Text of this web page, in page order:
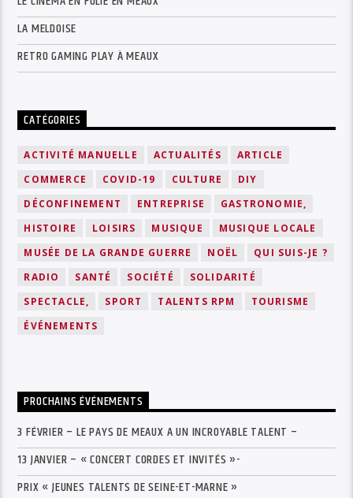
LA MELDOISE
RETRO GAMING PLAY À MEAUX
CATÉGORIES
ACTIVITÉ MANUELLE ACTUALITÉS
ARTICLE
COMMERCE
COVID-19 CULTURE
DIY
DÉCONFINEMENT
ENTREPRISE
GASTRONOMIE,
HISTOIRE
LOISIRS MUSIQUE
MUSIQUE LOCALE
MUSÉE DE LA GRANDE GUERRE
NOËL
QUI SUIS-JE ?
RADIO
SANTÉ SOCIÉTÉ
SOLIDARITÉ
SPECTACLE,
SPORT TALENTS RPM
TOURISME
ÉVÉNEMENTS
PROCHAINS ÉVÉNEMENTS
3 FÉVRIER – LE PAYS DE MEAUX A UN INCROYABLE TALENT –
13 JANVIER – « CONCERT CORDES ET INVITÉS »-
PRIX « JEUNES TALENTS DE SEINE-ET-MARNE »